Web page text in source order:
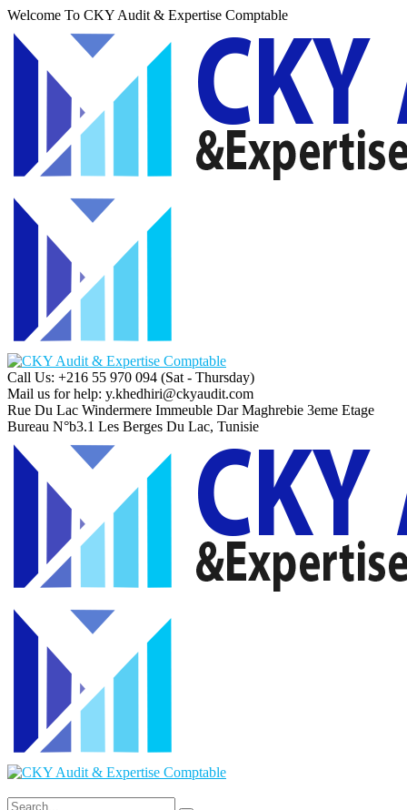
Welcome To CKY Audit & Expertise Comptable
Call Us: +216 55 970 094 (Sat - Thursday)
Mail us for help: y.khedhiri@ckyaudit.com
Rue Du Lac Windermere Immeuble Dar Maghrebie 3eme Etage
Bureau N°b3.1 Les Berges Du Lac, Tunisie